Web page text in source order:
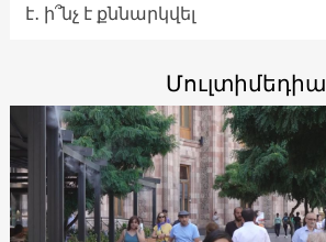
է․ ի՞նչ է քննարկվել
Մուլտիմեդիա